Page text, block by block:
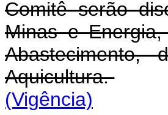
Comitê serão
Minas e
Abastecimento,
Aquicultura.
(Vigência)